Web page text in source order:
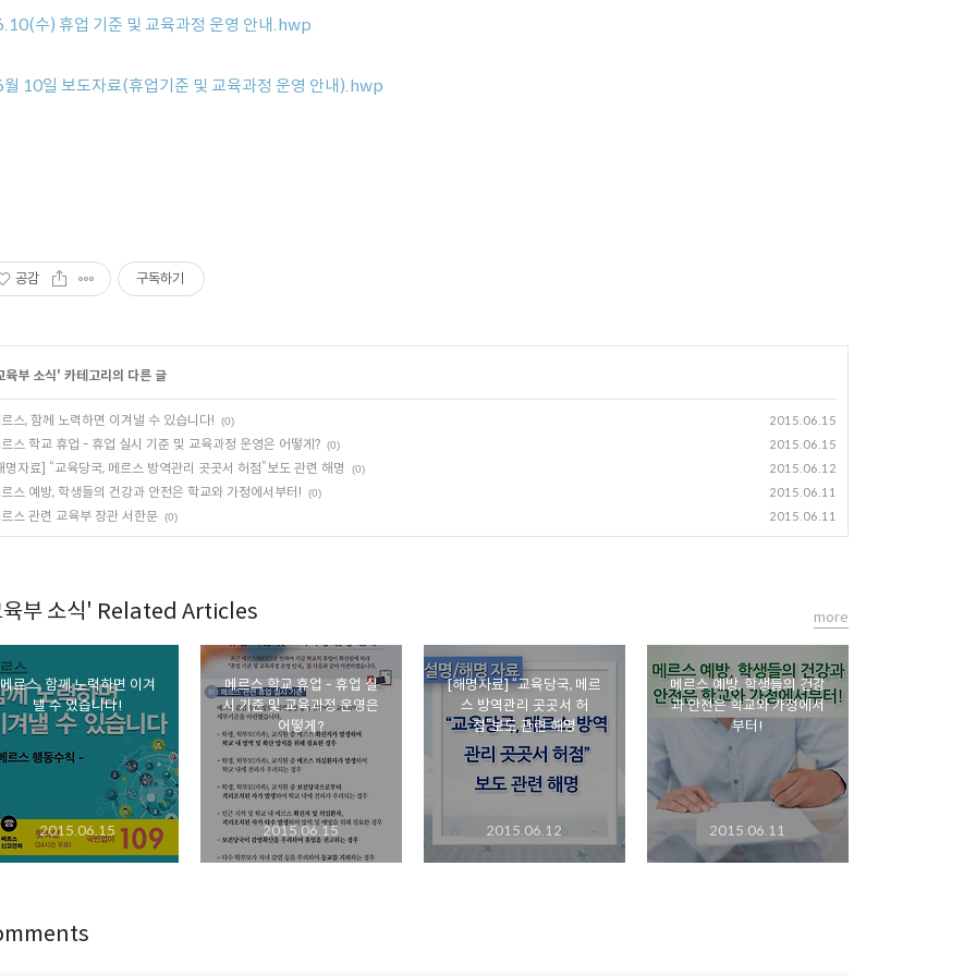
수) 휴업 기준 및 교육과정 운영 안내.hwp
10일 보도자료(휴업기준 및 교육과정 운영 안내).hwp
공감 구독하기
육부 소식' 카테고리의 다른 글
스, 함께 노력하면 이겨낼 수 있습니다! (0) 2015.06.15
스 학교 휴업 - 휴업 실시 기준 및 교육과정 운영은 어떻게? (0) 2015.06.15
명자료] “교육당국, 메르스 방역관리 곳곳서 허점”보도 관련 해명 (0) 2015.06.12
스 예방, 학생들의 건강과 안전은 학교와 가정에서부터! (0) 2015.06.11
스 관련 교육부 장관 서한문 (0) 2015.06.11
부 소식' Related Articles
메르스, 함께 노력하면 이겨
낼 수 있습니다!
2015.06.15
메르스 학교 휴업 - 휴업 실
시 기준 및 교육과정 운영은
어떻게?
2015.06.15
[해명자료] “교육당국, 메르
스 방역관리 곳곳서 허
점”보도 관련 해명
2015.06.12
메르스 예방, 학생들의 건강
과 안전은 학교와 가정에서
부터!
2015.06.11
more